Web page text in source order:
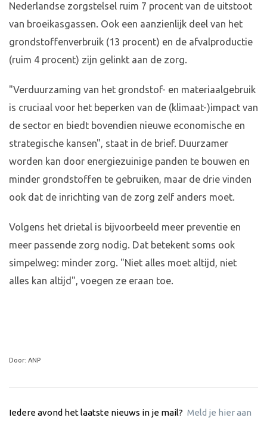
Nederlandse zorgstelsel ruim 7 procent van de uitstoot
van broeikasgassen. Ook een aanzienlijk deel van het
grondstoffenverbruik (13 procent) en de afvalproductie
(ruim 4 procent) zijn gelinkt aan de zorg.
"Verduurzaming van het grondstof- en materiaalgebruik
is cruciaal voor het beperken van de (klimaat-)impact van
de sector en biedt bovendien nieuwe economische en
strategische kansen", staat in de brief. Duurzamer
worden kan door energiezuinige panden te bouwen en
minder grondstoffen te gebruiken, maar de drie vinden
ook dat de inrichting van de zorg zelf anders moet.
Volgens het drietal is bijvoorbeeld meer preventie en
meer passende zorg nodig. Dat betekent soms ook
simpelweg: minder zorg. "Niet alles moet altijd, niet
alles kan altijd", voegen ze eraan toe.
Door: ANP
Iedere avond het laatste nieuws in je mail? Meld je hier aan